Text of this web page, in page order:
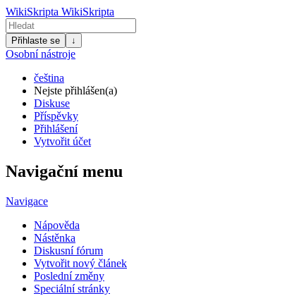
WikiSkripta WikiSkripta
Přihlaste se ↓
Osobní nástroje
čeština
Nejste přihlášen(a)
Diskuse
Příspěvky
Přihlášení
Vytvořit účet
Navigační menu
Navigace
Nápověda
Nástěnka
Diskusní fórum
Vytvořit nový článek
Poslední změny
Speciální stránky